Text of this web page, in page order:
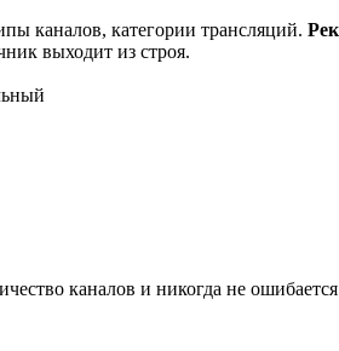
каналов, категории трансляций.
выходит из строя.
каналов и никогда не ошибается